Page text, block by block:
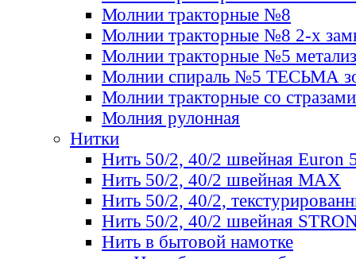
Молнии тракторные №8
Молнии тракторные №8 2-х
Молнии тракторные №5
Молнии спираль №5 ТЕСЬМА
Молнии тракторные со стразами
Молния рулонная
Нитки
Нить 50/2, 40/2 швейная Euron
Нить 50/2, 40/2 швейная МАХ
Нить 50/2, 40/2,
Нить 50/2, 40/2 швейная
Нить в бытовой намотке